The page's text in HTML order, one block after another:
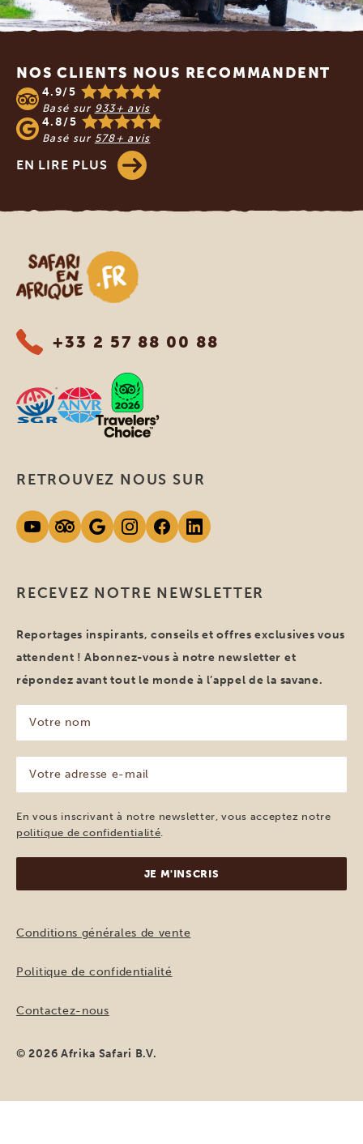
Footer
NOS CLIENTS NOUS RECOMMANDENT
4.9/5
Basé sur 933+ avis
4.8/5
Basé sur 578+ avis
EN LIRE PLUS
Safari en Afrique
+33 2 57 88 00 88
RECEVEZ NOTRE NEWSLETTER
Reportages inspirants, conseils et offres exclusives vous
attendent ! Abonnez-vous à notre newsletter et
répondez avant tout le monde à l’appel de la savane.
nom
(Nécessaire)
adresse
e-
mail
(Nécessaire)
En vous inscrivant à notre newsletter, vous acceptez notre
politique de confidentialité
RETROUVEZ NOUS SUR
Conditions générales de vente
Politique de confidentialité
Contactez-nous
© 2026 Afrika Safari B.V.